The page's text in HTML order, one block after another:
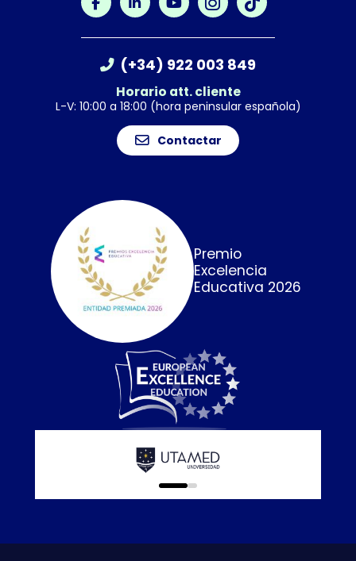
(+34) 922 003 849
Horario att. cliente
L-V: 10:00 a 18:00 (hora peninsular española)
Contactar
Premio
Excelencia
Educativa 2026
0
1